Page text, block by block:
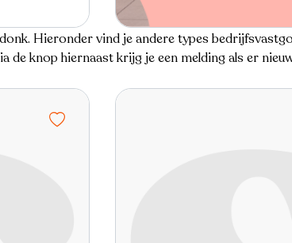
Hieronder vind je andere types
de knop hiernaast krijg je een melding als er